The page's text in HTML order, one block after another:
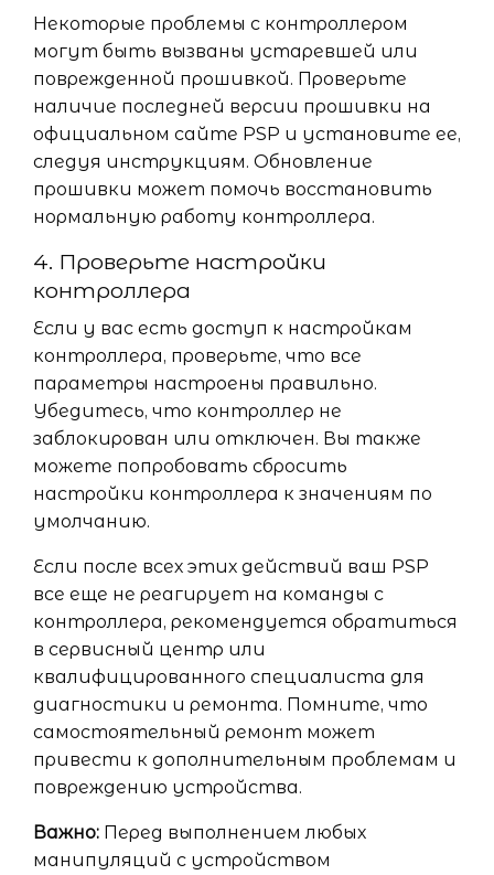
Некоторые проблемы с контроллером
могут быть вызваны устаревшей или
поврежденной прошивкой. Проверьте
наличие последней версии прошивки на
официальном сайте PSP и установите ее,
следуя инструкциям. Обновление
прошивки может помочь восстановить
нормальную работу контроллера.
4. Проверьте настройки
контроллера
Если у вас есть доступ к настройкам
контроллера, проверьте, что все
параметры настроены правильно.
Убедитесь, что контроллер не
заблокирован или отключен. Вы также
можете попробовать сбросить
настройки контроллера к значениям по
умолчанию.
Если после всех этих действий ваш PSP
все еще не реагирует на команды с
контроллера, рекомендуется обратиться
в сервисный центр или
квалифицированного специалиста для
диагностики и ремонта. Помните, что
самостоятельный ремонт может
привести к дополнительным проблемам и
повреждению устройства.
Важно: Перед выполнением любых
манипуляций с устройством